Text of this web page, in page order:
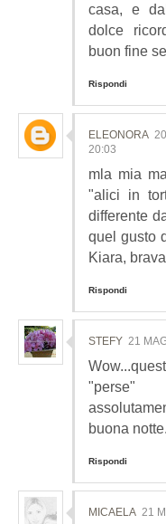
casa, e
dolce
buon fine
Rispondi
ELEONORA
20:03
mla mia
"alici in
differente
quel gusto
Kiara,
Rispondi
STEFY 21
"perse"
buona
Rispondi
MICAELA 21